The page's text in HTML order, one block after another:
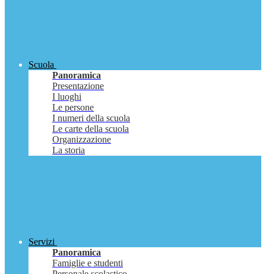
Scuola
Panoramica
Presentazione
I luoghi
Le persone
I numeri della scuola
Le carte della scuola
Organizzazione
La storia
Servizi
Panoramica
Famiglie e studenti